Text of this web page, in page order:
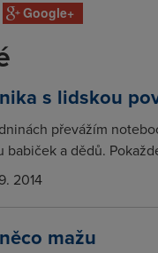
Google+
s lidskou
převážím
babiček a dědů.
2014
mažu